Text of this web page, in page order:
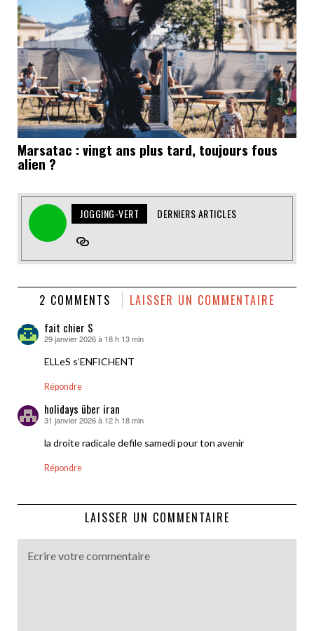
Marsatac : vingt ans plus tard, toujours fous
alien ?
JOGGING-VERT DERNIERS ARTICLES
2 COMMENTS LAISSER UN COMMENTAIRE
fait chier S
dit :
29 janvier 2026 à 18 h 13 min
ELLeS s’ENFICHENT
Répondre
holidays über iran
dit :
31 janvier 2026 à 12 h 18 min
la droite radicale defile samedi pour ton avenir
Répondre
LAISSER UN COMMENTAIRE